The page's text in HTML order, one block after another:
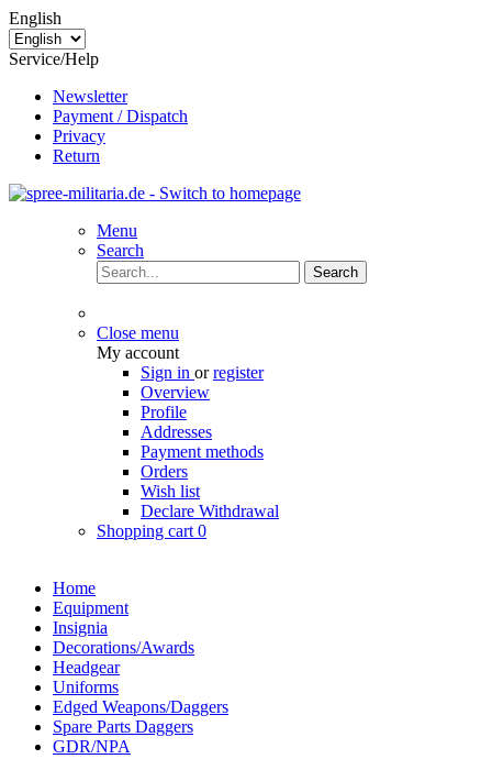
English
Service/Help
Newsletter
Payment / Dispatch
Privacy
Return
Menu
Search
Search
Close menu
My account
Sign in orregister
Overview
Profile
Addresses
Payment methods
Orders
Wish list
Declare Withdrawal
Shopping cart 0
Home
Equipment
Insignia
Decorations/Awards
Headgear
Uniforms
Edged Weapons/Daggers
Spare Parts Daggers
GDR/NPA